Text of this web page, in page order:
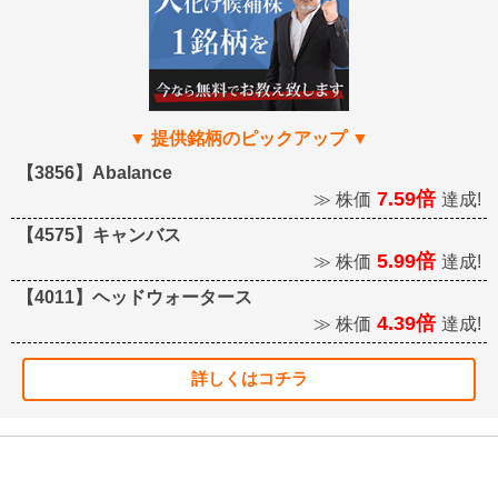
【3856】Abalance
≫ 株価 7.59倍 達成!
【4575】キャンバス
≫ 株価 5.99倍 達成!
【4011】ヘッドウォータース
≫ 株価 4.39倍 達成!
詳しくはコチラ